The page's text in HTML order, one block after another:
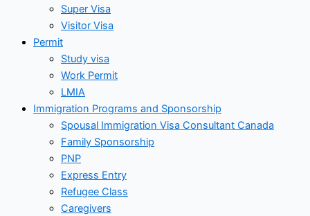
Super Visa
Visitor Visa
Permit
Study visa
Work Permit
LMIA
Immigration Programs and Sponsorship
Spousal Immigration Visa Consultant Canada
Family Sponsorship
PNP
Express Entry
Refugee Class
Caregivers